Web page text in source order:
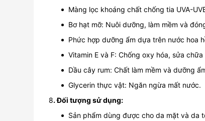
Màng lọc khoáng chất chống tia UVA-
Bơ hạt mỡ: Nuôi dưỡng, làm mềm và
Phức hợp dưỡng ẩm dựa trên nước hoa
Vitamin E và F: Chống oxy hóa, sửa
Dầu cây rum: Chất làm mềm và dưỡng
Glycerin thực vật: Ngăn ngừa mất nước.
8. Đối tượng sử dụng:
Sản phẩm dùng được cho da mặt và da